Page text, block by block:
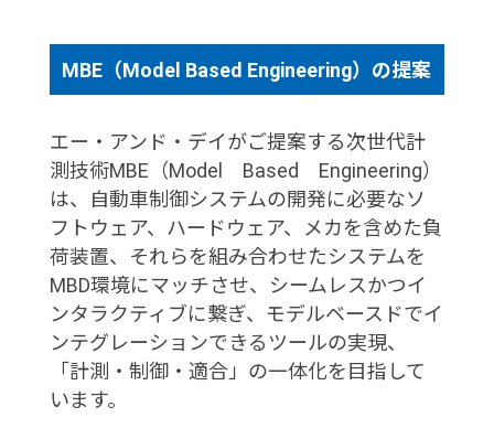
MBE（Model Based Engineering）の提案
エー・アンド・デイがご提案する次世代計
測技術MBE（Model Based Engineering）
は、自動車制御システムの開発に必要なソ
フトウェア、ハードウェア、メカを含めた負
荷装置、それらを組み合わせたシステムを
MBD環境にマッチさせ、シームレスかつイ
ンタラクティブに繋ぎ、モデルベースドでイ
ンテグレーションできるツールの実現、
「計測・制御・適合」の一体化を目指して
います。